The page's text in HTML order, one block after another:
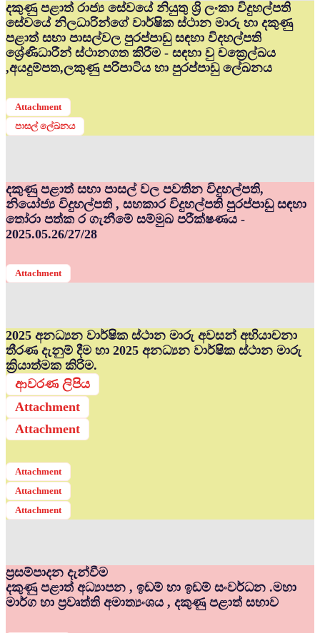
දකුණු පළාත් රාජ්‍ය සේවයේ නියුතු ශ්‍රි ලංකා විදුහල්පති
සේවයේ නිලධාරින්ගේ වාර්ෂික ස්ථාන මාරු හා දකුණු
පළාත් සභා පාසල්වල පුරප්පාඩු සඳහා විදහල්පති
ශ්‍රේණිධාරීන් ස්ථානගත කිරීම - සඳහා වු චක්‍රෙල්ඛය
,අයදුම්පත,ලකුණු පරිපාටිය හා පුරප්පාඩු ලේඛනය
Attachment
පාසල් ලේඛනය
දකුණු පළාත් සභා පාසල් වල පවතින විදුහල්පති,
නියෝජ්‍ය විදුහල්පති , සහකාර විදුහල්පති පුරප්පාඩු සඳහා
තෝරා පත්ක ර ගැනීමේ සම්මුඛ පරීක්ෂණය -
2025.05.26/27/28
Attachment
2025 අනධ්‍යන වාර්ෂික ස්ථාන මාරු අවසන් අභියාචනා
තීරණ දැනුම් දීම හා 2025 අනධ්‍යන වාර්ෂික ස්ථාන මාරු
ක්‍රියාත්මක කිරිම.
ආවරණ ලිපිය
Attachment
Attachment
Attachment
Attachment
Attachment
ප්‍රසම්පාදන දැන්වීම
දකුණු පළාත් අධ්‍යාපන , ඉඩම් හා ඉඩම් සංවර්ධන .මහා
මාර්ග හා ප්‍රවෘත්ති අමාත්‍යංශය , දකුණු පළාත් සභාව